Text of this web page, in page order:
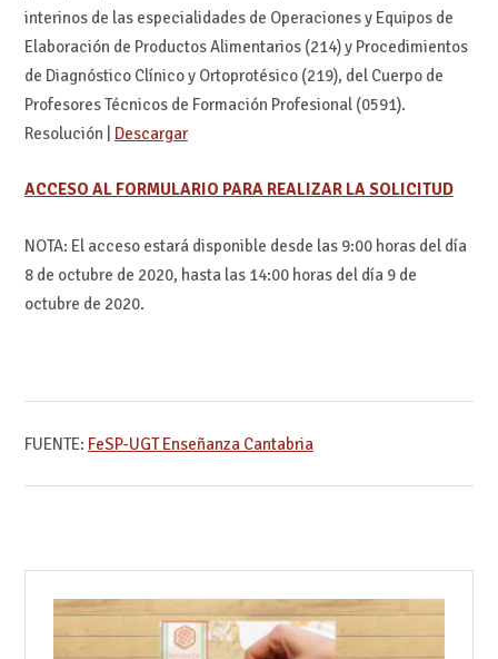
interinos de las especialidades de Operaciones y Equipos de
Elaboración de Productos Alimentarios (214) y Procedimientos
de Diagnóstico Clínico y Ortoprotésico (219), del Cuerpo de
Profesores Técnicos de Formación Profesional (0591).
Resolución | Descargar
ACCESO AL FORMULARIO PARA REALIZAR LA SOLICITUD
NOTA: El acceso estará disponible desde las 9:00 horas del día
8 de octubre de 2020, hasta las 14:00 horas del día 9 de
octubre de 2020.
FUENTE: FeSP-UGT Enseñanza Cantabria